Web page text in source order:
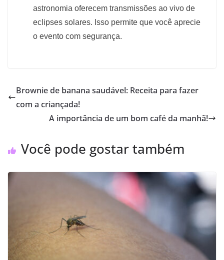
astronomia oferecem transmissões ao vivo de
eclipses solares. Isso permite que você aprecie
o evento com segurança.
Brownie de banana saudável: Receita para fazer
com a criançada!
A importância de um bom café da manhã!
Você pode gostar também